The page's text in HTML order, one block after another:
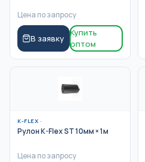
Цена по запросу
В заявку
Купить
оптом
K-FLEX ·
Рулон K-Flex ST 10мм × 1м
Цена по запросу